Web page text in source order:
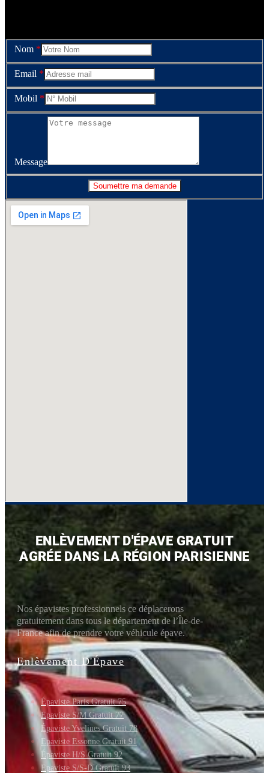
Nom *
Email *
Mobil *
Message
Soumettre ma demande
ENLÈVEMENT D'ÉPAVE GRATUIT
AGRÉE DANS LA RÉGION PARISIENNE
Nos épavistes professionnels ce déplacerons
gratuitement dans tous le département de l’Île-de-
France afin de prendre votre véhicule épave.​
Enlèvement D'Épave
Épaviste Paris Gratuit 75
Epaviste S/M Gratuit 77
Épaviste Yvelines Gratuit 78
Epaviste Essonne Gratuit 91
Épaviste H/S Gratuit 92
Epaviste S/S-D Gratuit 93